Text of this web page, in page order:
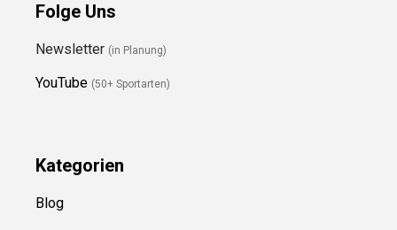
Folge Uns
Newsletter (in Planung)
YouTube (50+ Sportarten)
Kategorien
Blog